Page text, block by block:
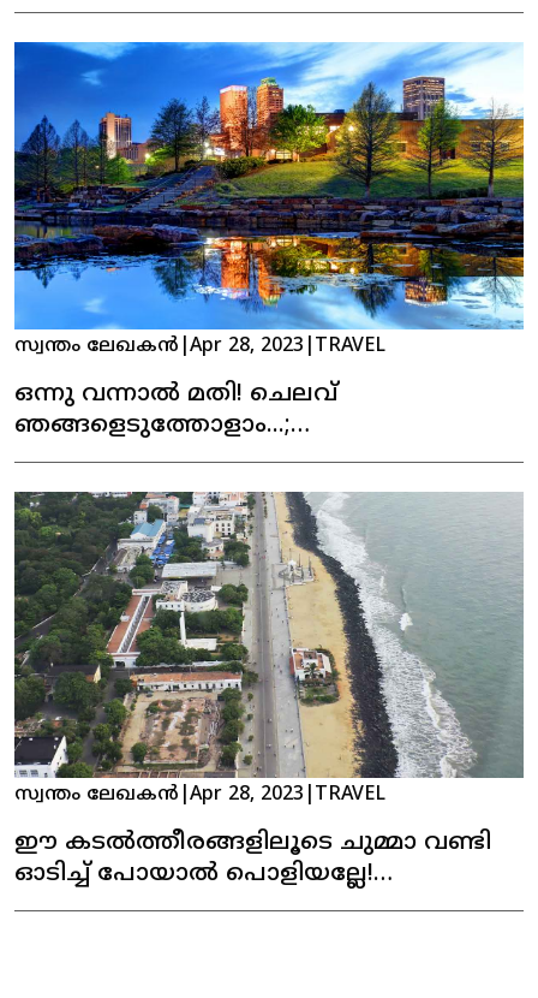
സ്വന്തം ലേഖകൻ Apr 28, 2023 TRAVEL
ഒന്നു വന്നാൽ മതി! ചെലവ്
ഞങ്ങളെടുത്തോളാം...;
സ്ഥിരതാമസമാക്കുന്നവർക്ക് പണം
അങ്ങോട്ട് നൽകി സ്വീകരിച്ച് ഈ
രാജ്യങ്ങൾ
സ്വന്തം ലേഖകൻ Apr 28, 2023 TRAVEL
ഈ കടല്‍ത്തീരങ്ങളിലൂടെ ചുമ്മാ വണ്ടി
ഓടിച്ച് പോയാല്‍ പൊളിയല്ലേ!
റൈഡിംഗിന് പറ്റിയ തീരദേശ റോഡുകള്‍